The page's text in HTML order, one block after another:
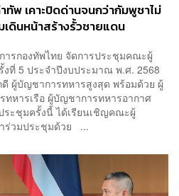
ทัพ เคาะปิดด่านจนกว่ากัมพูชาไม่
ดินหน้าสร้างรั้วชายแดน
รกองทัพไทย จัดการประชุมคณะผู้
ที่ 5 ประจำปีงบประมาณ พ.ศ. 2568
ผู้บัญชาการทหารสูงสุด พร้อมด้วย ผู้
หารเรือ ผู้บัญชาการทหารอากาศ
ระชุมครั้งนี้ ได้เรียนเชิญคณะผู้
ร่วมประชุมด้วย ...